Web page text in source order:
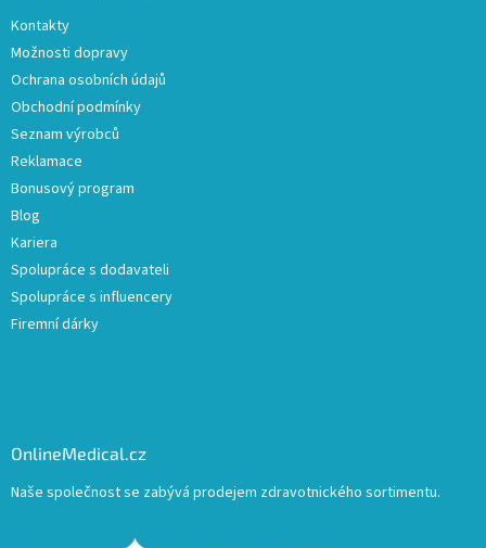
Kontakty
Možnosti dopravy
Ochrana osobních údajů
Obchodní podmínky
Seznam výrobců
Reklamace
Bonusový program
Blog
Kariera
Spolupráce s dodavateli
Spolupráce s influencery
Firemní dárky
OnlineMedical.cz
Naše společnost se zabývá prodejem zdravotnického sortimentu.